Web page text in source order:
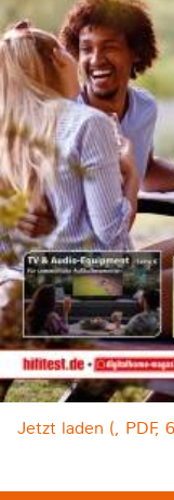
Jetzt laden (, PDF,